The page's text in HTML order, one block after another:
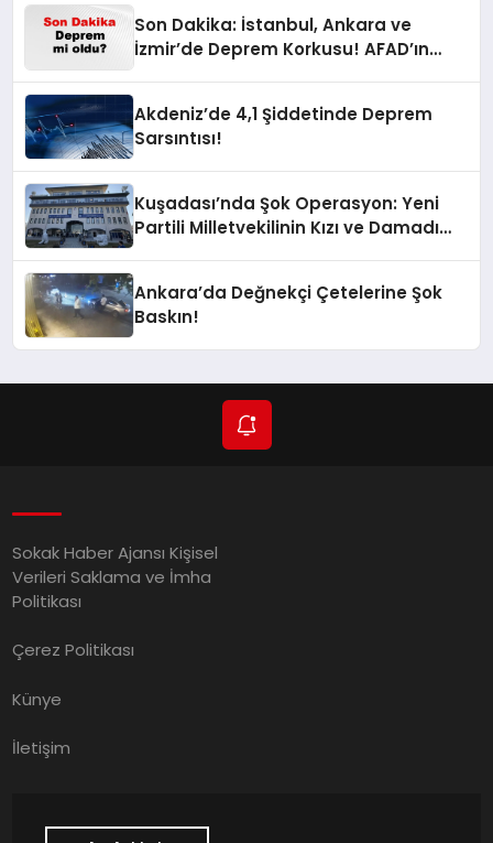
Son Dakika: İstanbul, Ankara ve
İzmir’de Deprem Korkusu! AFAD’ın
Akdeniz’de 4,1 Şiddetinde Deprem
Sarsıntısı!
Kuşadası’nda Şok Operasyon: Yeni
Partili Milletvekilinin Kızı ve Damadı
Ankara’da Değnekçi Çetelerine Şok
Baskın!
Sokak Haber Ajansı Kişisel
Verileri Saklama ve İmha
Politikası
Çerez Politikası
Künye
İletişim